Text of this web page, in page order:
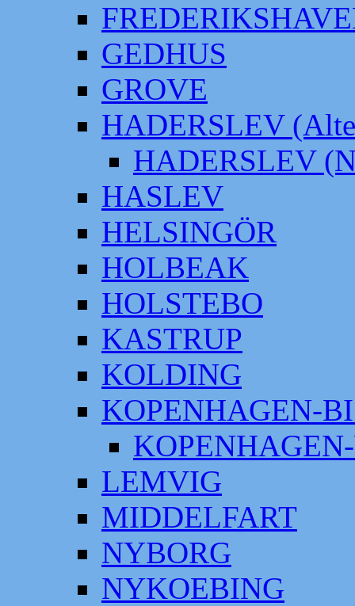
GEDHUS
GROVE
HADERSLEV
HADERSLEV
HASLEV
HELSINGÖR
HOLBEAK
HOLSTEBO
KASTRUP
KOLDING
KOPENHAGEN-
LEMVIG
MIDDELFART
NYBORG
NYKOEBING